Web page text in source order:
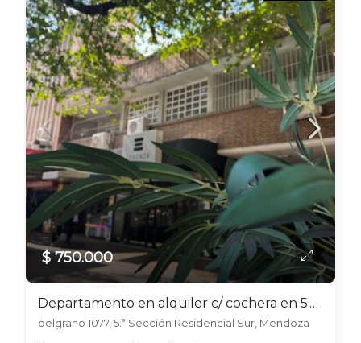
$ 750.000
Departamento en alquiler c/ cochera en 5.ª Sección Residencial Sur
belgrano 1077, 5.ª Sección Residencial Sur, Mendoza